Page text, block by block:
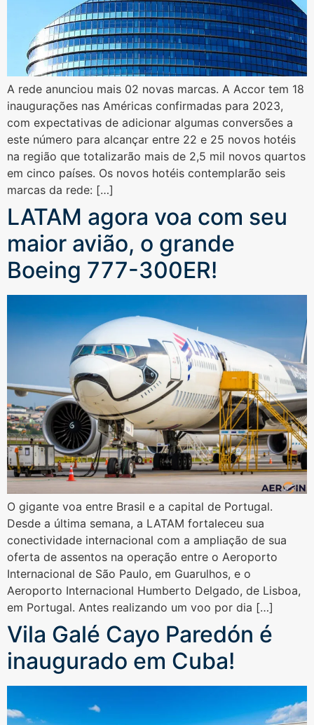
A rede anunciou mais 02 novas marcas. A Accor tem 18
inaugurações nas Américas confirmadas para 2023,
com expectativas de adicionar algumas conversões a
este número para alcançar entre 22 e 25 novos hotéis
na região que totalizarão mais de 2,5 mil novos quartos
em cinco países. Os novos hotéis contemplarão seis
marcas da rede: […]
LATAM agora voa com seu
maior avião, o grande
Boeing 777-300ER!
O gigante voa entre Brasil e a capital de Portugal.
Desde a última semana, a LATAM fortaleceu sua
conectividade internacional com a ampliação de sua
oferta de assentos na operação entre o Aeroporto
Internacional de São Paulo, em Guarulhos, e o
Aeroporto Internacional Humberto Delgado, de Lisboa,
em Portugal. Antes realizando um voo por dia […]
Vila Galé Cayo Paredón é
inaugurado em Cuba!